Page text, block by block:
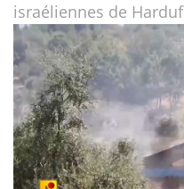
israéliennes de Harduf